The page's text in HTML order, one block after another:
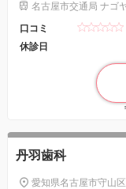
名古屋市交通局 ナゴ
口コミ
休診日
丹羽歯科
愛知県名古屋市守山